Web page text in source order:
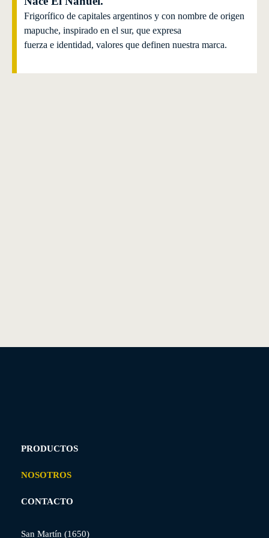
Frigorífico de capitales argentinos y con nombre de origen
mapuche, inspirado en el sur, que expresa
fuerza e identidad, valores que definen nuestra marca.
PRODUCTOS
NOSOTROS
CONTACTO
San Martín (1650)